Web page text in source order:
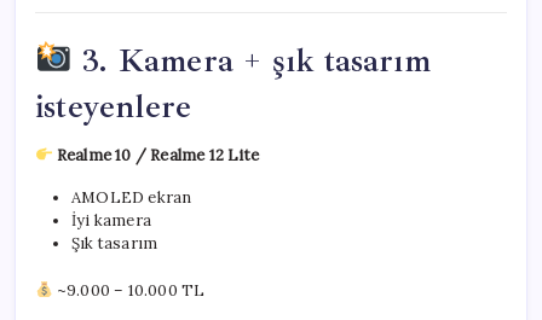
3. Kamera + şık tasarım
isteyenlere
Realme 10 / Realme 12 Lite
AMOLED ekran
İyi kamera
Şık tasarım
~9.000 – 10.000 TL